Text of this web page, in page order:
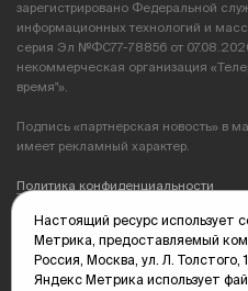
зарегистрировано Федеральной
информационных технологий и
серия Эл №ФС77-78856 от
некоммерческая организация
время"».
Подпись «партнерская новость» в
имеет рекламный характер.
Политика конфиденциальности
Редакция: 625035, Тюмень, пр.
(3452) 68-89-05
edit@vsluh.ru
Настоящий ресурс использует
Метрика, предоставляемый
Россия, Москва, ул. Л. Толстого,
Яндекс Метрика использует